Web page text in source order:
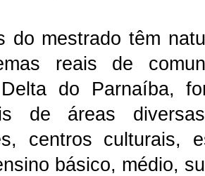
do mestrado têm
reais de
do Parnaíba,
de áreas
centros culturais,
básico, médio,